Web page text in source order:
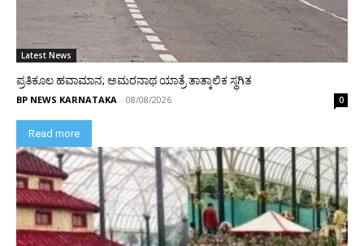
Latest News
ಪ್ರತಿಕೂಲ ಹವಾಮಾನ; ಅಮರನಾಥ ಯಾತ್ರೆ ತಾತ್ಕಾಲಿಕ ಸ್ಥಗಿತ
BP NEWS KARNATAKA - 08/08/2026 0
Read more